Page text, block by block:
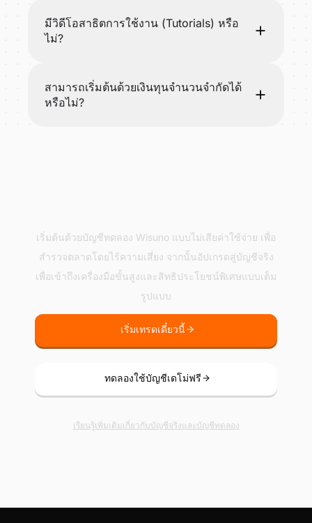
มีวิดีโอสาธิตการใช้งาน (Tutorials) หรือ
ไม่?
สามารถเริ่มต้นด้วยเงินทุนจำนวนจำกัดได้
หรือไม่?
เริ่มต้นด้วยบัญชีทดลอง Wisuno แบบไม่เสียค่าใช้จ่าย เพื่อ
สำรวจตลาดโดยไร้ความเสี่ยง จากนั้นอัปเกรดสู่บัญชีจริง
เพื่อเข้าถึงเครื่องมือขั้นสูงและสิทธิประโยชน์พิเศษแบบเต็ม
รูปแบบ
เริ่มเทรดเดี๋ยวนี้
ทดลองใช้บัญชีเดโม่ฟรี
เรียนรู้เพิ่มเติมเกี่ยวกับบัญชีจริงและบัญชีทดลอง